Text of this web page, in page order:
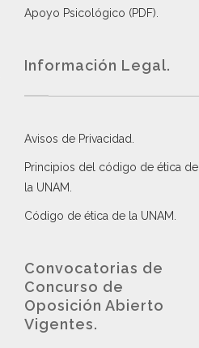
Apoyo Psicológico (PDF)
Información Legal.
Avisos de Privacidad
Principios del código de ética de
la UNAM
Código de ética de la UNAM
Convocatorias de
Concurso de
Oposición Abierto
Vigentes.